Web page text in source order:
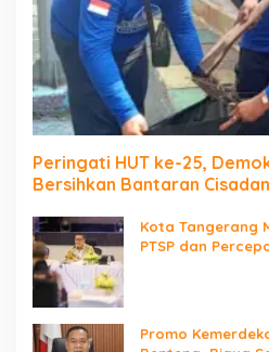
Peringati HUT ke-25,
Bersihkan Bantaran
Kota Tangerang
PTSP dan
Promo